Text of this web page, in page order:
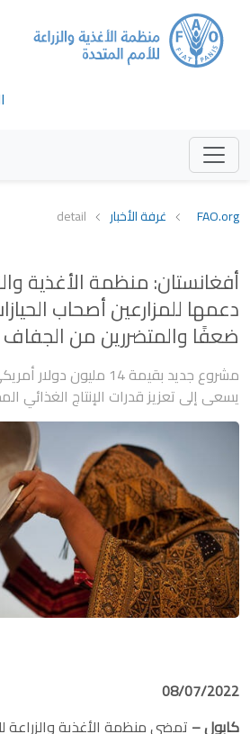
FAO.org غرفة الأخبار detail
أفغانستان: منظمة الأغذية
دعمها للمزارعين أصحاب
ضعفًا والمتضررين من الجفاف
مشروع جديد بقيمة 14
يسعى إلى تعزيز قدرات الإنتاج الغذائي
08/07/2022
كابول – تمضي منظمة الأغذية والزراعة